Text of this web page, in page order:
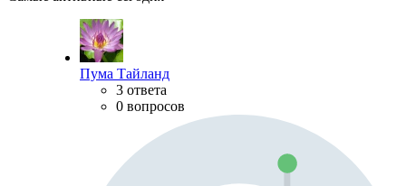
Пума Тайланд
3 ответа
0 вопросов